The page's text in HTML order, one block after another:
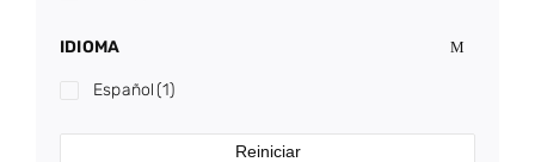
IDIOMA
Español (1)
Reiniciar